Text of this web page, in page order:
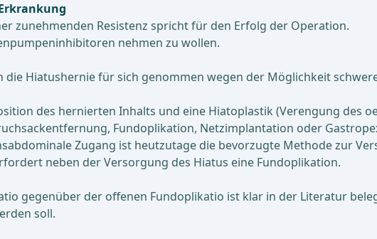
zunehmenden Resistenz spricht für den Erfolg der Operation.
nehmen zu wollen.
die Hiatushernie für sich genommen wegen der Möglichkeit
des hernierten Inhalts und eine Hiatoplastik (Verengung des
Fundoplikation, Netzimplantation oder
Zugang ist heutzutage die bevorzugte Methode zur
neben der Versorgung des Hiatus eine Fundoplikation.
gegenüber der offenen Fundoplikatio ist klar in der Literatur
soll.